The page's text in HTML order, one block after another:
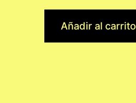
Añadir al carrito